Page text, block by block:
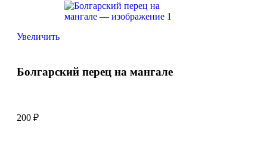
Увеличить
Болгарский перец на мангале
200 ₽